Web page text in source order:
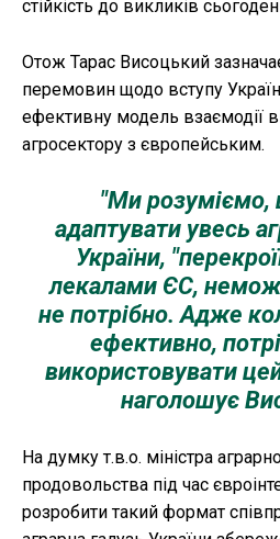
стійкість до викликів
Отож Тарас Висоцький
перемовин щодо вступу
ефективну модель взаємодії
агросектору з європейським.
"Ми розуміємо,
адаптувати увесь
України,
лекалами ЄС,
не потрібно. Адже
ефективно,
використовувати
наголошує
На думку т.в.о. міністра
продовольства під час
розробити такий формат